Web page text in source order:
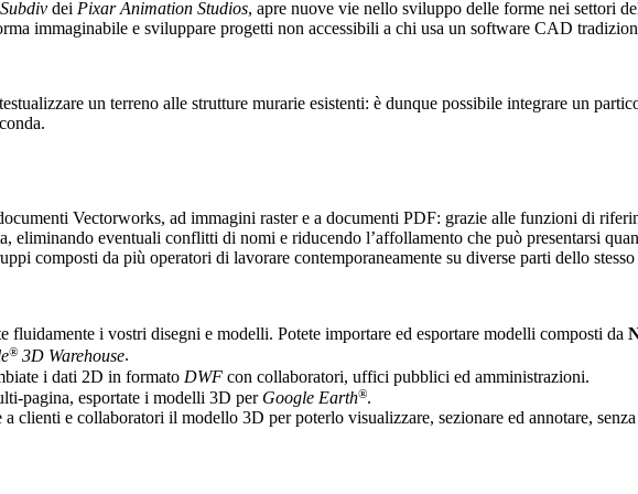
dei Pixar Animation Studios, apre nuove vie nello sviluppo delle forme nei settori
immaginabile e sviluppare progetti non accessibili a chi usa un software CAD
un terreno alle strutture murarie esistenti: è dunque possibile integrare un
Vectorworks, ad immagini raster e a documenti PDF: grazie alle funzioni di
eliminando eventuali conflitti di nomi e riducendo l’affollamento che può presentarsi
composti da più operatori di lavorare contemporaneamente su diverse parti dello
fluidamente i vostri disegni e modelli. Potete importare ed esportare modelli composti da
® 3D Warehouse.
i dati 2D in formato DWF con collaboratori, uffici pubblici ed amministrazioni.
pagina, esportate i modelli 3D per Google Earth®.
a clienti e collaboratori il modello 3D per poterlo visualizzare, sezionare ed annotare,